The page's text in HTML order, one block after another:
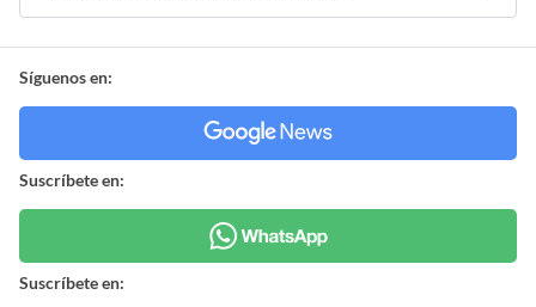
Síguenos en:
Suscríbete en:
Suscríbete en: